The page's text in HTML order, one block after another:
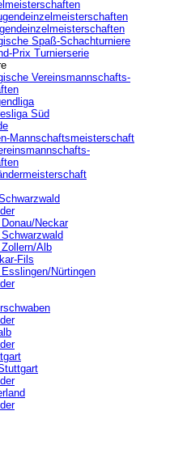
Spaß-Schachturniere
Prix Turnierserie
Vereinsmannschafts-
Süd
Mannschaftsmeisterschaft
Neckar
Alb
Fils
Nürtingen